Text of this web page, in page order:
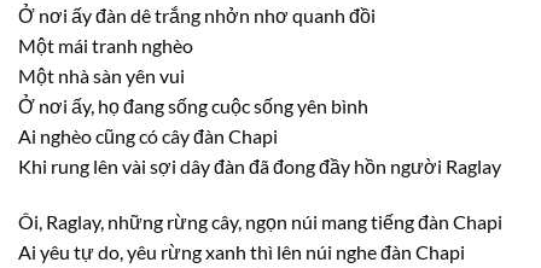
Ở nơi ấy đàn dê trắng nhởn nhơ quanh đồi
Một mái tranh nghèo
Một nhà sàn yên vui
Ở nơi ấy, họ đang sống cuộc sống yên bình
Ai nghèo cũng có cây đàn Chapi
Khi rung lên vài sợi dây đàn đã đong đầy hồn người Raglay
Ôi, Raglay, những rừng cây, ngọn núi mang tiếng đàn Chapi
Ai yêu tự do, yêu rừng xanh thì lên núi nghe đàn Chapi